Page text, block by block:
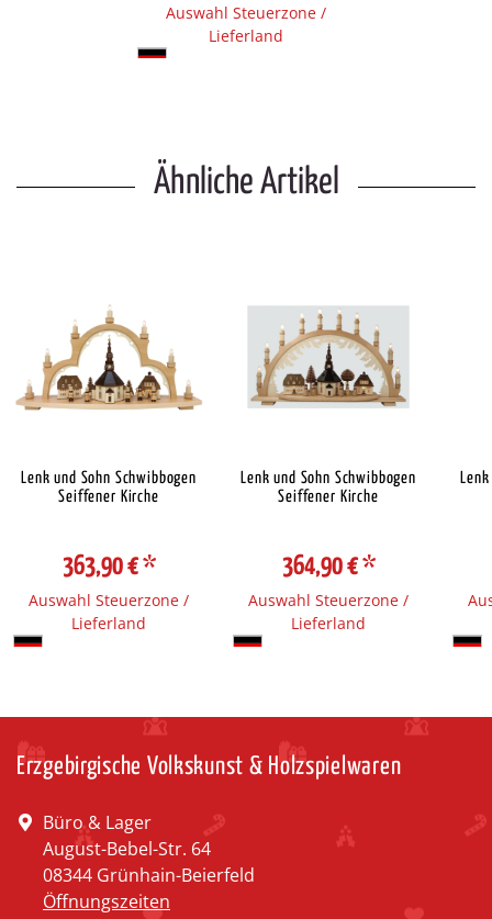
Auswahl Steuerzone /
Lieferland
Ähnliche Artikel
Lenk und Sohn Schwibbogen
Seiffener Kirche
363,90 €*
Auswahl Steuerzone /
Lieferland
Lenk und Sohn Schwibbogen
Seiffener Kirche
364,90 €*
Auswahl Steuerzone /
Lieferland
Erzgebirgische Volkskunst & Holzspielwaren
Büro & Lager
August-Bebel-Str. 64
08344 Grünhain-Beierfeld
Öffnungszeiten